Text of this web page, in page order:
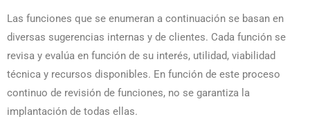
Las funciones que se enumeran a continuación se basan en
diversas sugerencias internas y de clientes. Cada función se
revisa y evalúa en función de su interés, utilidad, viabilidad
técnica y recursos disponibles. En función de este proceso
continuo de revisión de funciones, no se garantiza la
implantación de todas ellas.